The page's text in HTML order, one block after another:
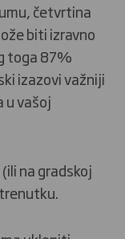
četvrtina
biti izravno
toga 87%
izazovi važniji
u vašoj
na gradskoj